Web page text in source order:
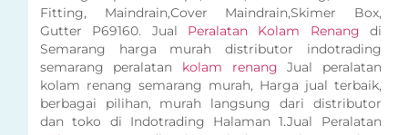
Fitting, Maindrain,Cover Maindrain,Skimer Box,
Gutter P69160. Jual Peralatan Kolam Renang di
Semarang harga murah distributor indotrading
semarang peralatan kolam renang Jual peralatan
kolam renang semarang murah, Harga jual terbaik,
berbagai pilihan, murah langsung dari distributor
dan toko di Indotrading Halaman 1.Jual Peralatan